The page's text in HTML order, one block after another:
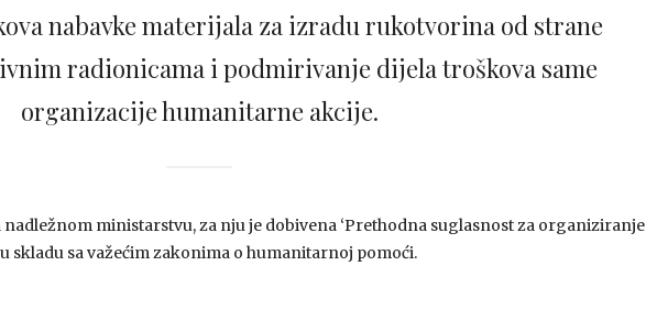
nabavke materijala za izradu rukotvorina od strane
radionicama i podmirivanje dijela troškova same
organizacije humanitarne akcije.
ministarstvu, za nju je dobivena ‘Prethodna suglasnost za organiziranje
skladu sa važećim zakonima o humanitarnoj pomoći.